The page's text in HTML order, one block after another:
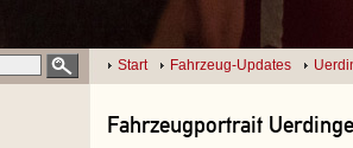
Start Fahrzeug-Updates
Fahrzeugportrait